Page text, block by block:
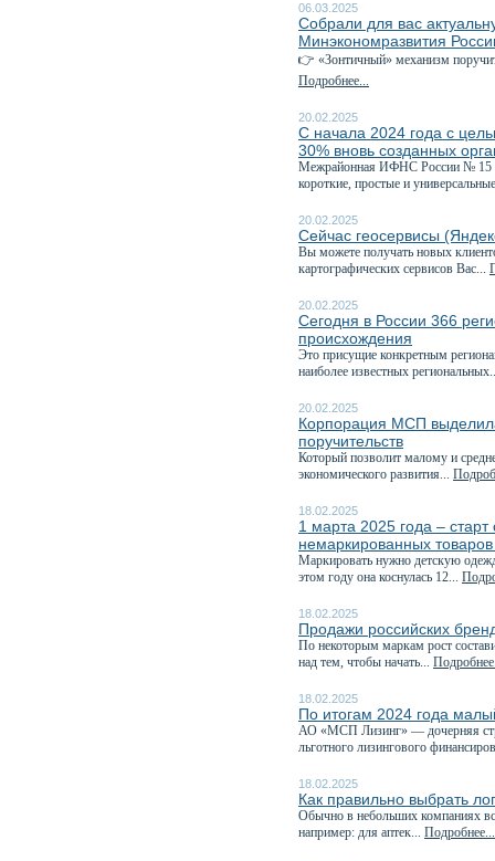
06.03.2025
Собрали для вас
Минэкономразвития
👉 «Зонтичный» механизм
Подробнее...
20.02.2025
С начала 2024 года с
30% вновь созданных
Межрайонная ИФНС России № 15
короткие, простые и
20.02.2025
Сейчас геосервисы
Вы можете получать новых
картографических сервисов Вас...
20.02.2025
Сегодня в России 366
происхождения
Это присущие конкретным
наиболее известных
20.02.2025
Корпорация МСП
поручительств
Который позволит малому и
экономического развития...
18.02.2025
1 марта 2025 года –
немаркированных
Маркировать нужно детскую
этом году она коснулась 12...
18.02.2025
Продажи российских
По некоторым маркам рост
над тем, чтобы начать...
18.02.2025
По итогам 2024 года
АО «МСП Лизинг» — дочерняя
льготного лизингового
18.02.2025
Как правильно выбрать
Обычно в небольших компаниях
например: для аптек... Подробнее...